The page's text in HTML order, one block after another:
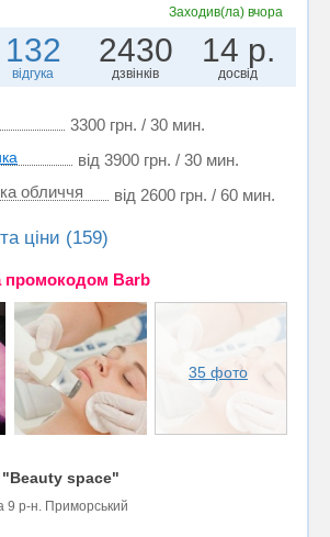
Заходив(ла) вчора
132
відгука
2430
дзвінків
14 р.
досвід
3300 грн. / 30 мин.
від 3900 грн. / 30 мин.
обличчя
від 2600 грн. / 60 мин.
ціни (159)
промокодом Barb
35 фото
space"
9 р-н. Приморський